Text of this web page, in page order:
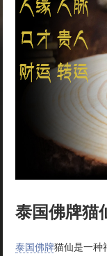
泰国佛牌猫
泰国佛牌猫仙是一种